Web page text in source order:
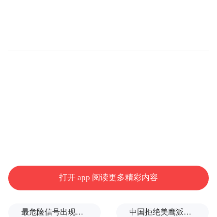
打开 app 阅读更多精彩内容
最危险信号出现！全球能源大动脉岌岌可危 中国拒绝美鹰派副防长访华？弦外之音被热议